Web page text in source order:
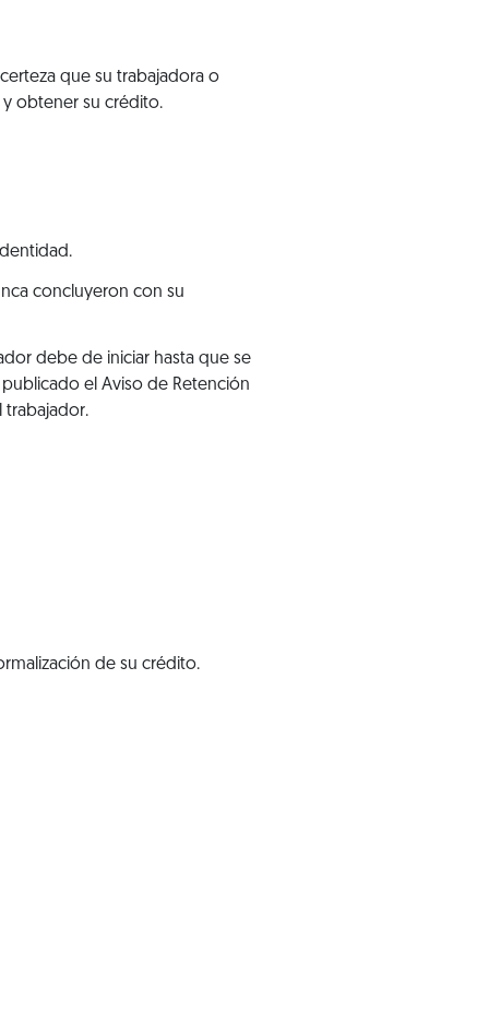
que su trabajadora o
obtener su crédito.
concluyeron con su
debe de iniciar hasta que se
el Aviso de Retención
trabajador.
de su crédito.